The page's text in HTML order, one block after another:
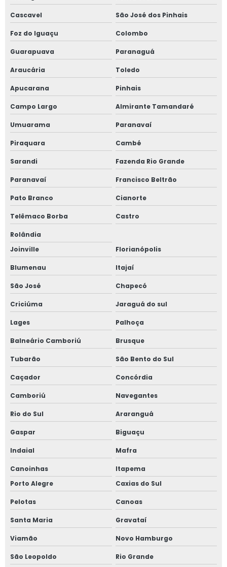
Cascavel São José dos Pinhais
Foz do Iguaçu Colombo
Guarapuava Paranaguá
Araucária Toledo
Apucarana Pinhais
Campo Largo Almirante Tamandaré
Umuarama Paranavaí
Piraquara Cambé
Sarandi Fazenda Rio Grande
Paranavaí Francisco Beltrão
Pato Branco Cianorte
Telêmaco Borba Castro
Rolândia
Joinville
Florianópolis
Blumenau Itajaí
São José Chapecó
Criciúma Jaraguá do sul
Lages Palhoça
Balneário Camboriú Brusque
Tubarão São Bento do Sul
Caçador Concórdia
Camboriú Navegantes
Rio do Sul Araranguá
Gaspar Biguaçu
Indaial Mafra
Canoinhas
Itapema
Porto Alegre
Caxias do Sul
Pelotas Canoas
Santa Maria Gravataí
Viamão Novo Hamburgo
São Leopoldo Rio Grande